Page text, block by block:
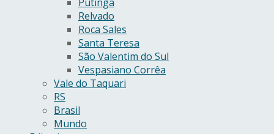
Relvado
Roca Sales
Santa Teresa
São Valentim do Sul
Vespasiano Corrêa
Vale do Taquari
RS
Brasil
Mundo